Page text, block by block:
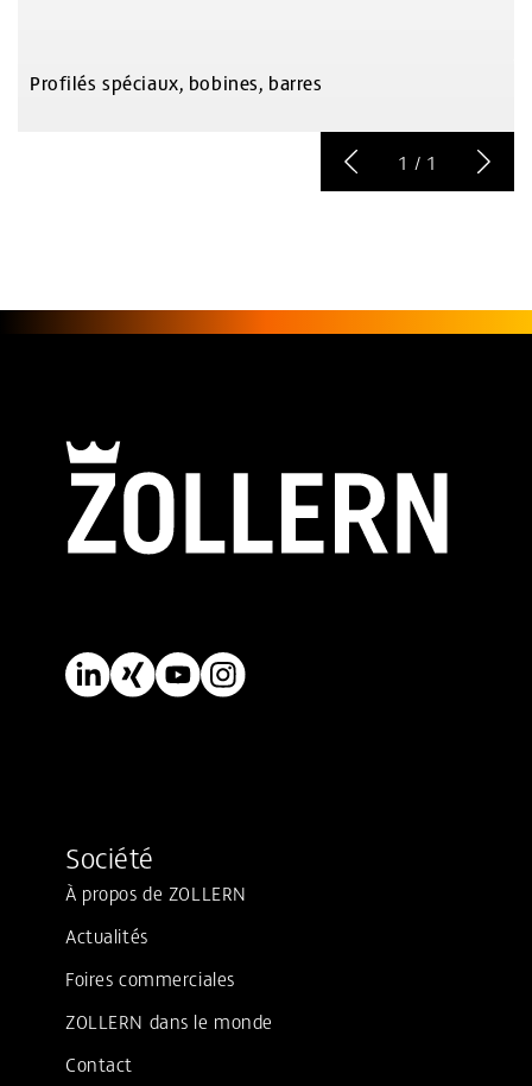
Profilés spéciaux, bobines, barres
1 / 1
Société
À propos de ZOLLERN
Actualités
Foires commerciales
ZOLLERN dans le monde
Contact